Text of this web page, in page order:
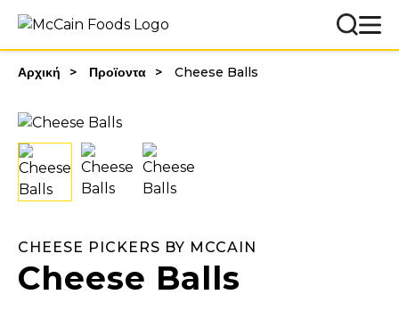
Αρχική Προϊοντα Cheese Balls
CHEESE PICKERS BY MCCAIN
Cheese Balls